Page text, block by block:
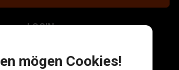
LOGIN
mögen Cookies!